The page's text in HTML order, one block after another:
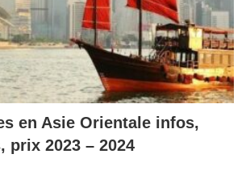
en Asie Orientale infos,
prix 2023 – 2024